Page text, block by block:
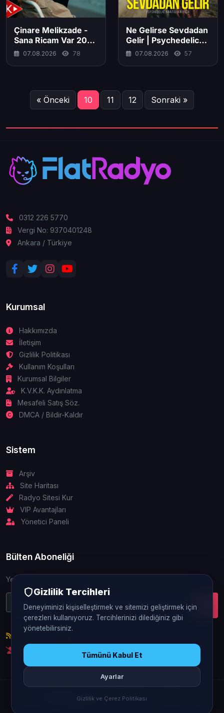
Çinare Melikzade -
Sana Ricam Var 2026
(Yeni Klip) 4K
07.08.2026 78
Ne Gelirse Sevdadan
Gelir | Psychedelic
Anatolian Rock
07.08.2026 57
« Önceki 10 11 12 Sonraki »
0312 226 5770
Vergi No: 9370401248
Ankara / Türkiye
Kurumsal
Hakkımızda
İletişim
Gizlilik Politikası
Kullanım Koşulları
Kurumsal Bilgiler
K.V.K.K. Aydınlatma
Mesafeli Satış Söz.
DMCA / Bildir-Kaldır
Sistem
Arşiv
Site Haritası
Radyo Sitesi Kur
VIP Avantajları
Yönetici Paneli
Bülten Aboneliği
Yeniliklerden ve güncellemelerden ilk siz haberdar olun.
Abonelikten Çık
FlatRadyo.Com- Flatcast Radyo - Sohbet - Canlı
Gizlilik Tercihleri
Deneyiminizi kişiselleştirmek ve sitemizi geliştirmek için
çerezleri kullanıyoruz. Tercihlerinizi dilediğiniz gibi
yönetebilirsiniz.
Tümünü Kabul Et
Ayarlar
Gizlilik ve Çerez Politikası